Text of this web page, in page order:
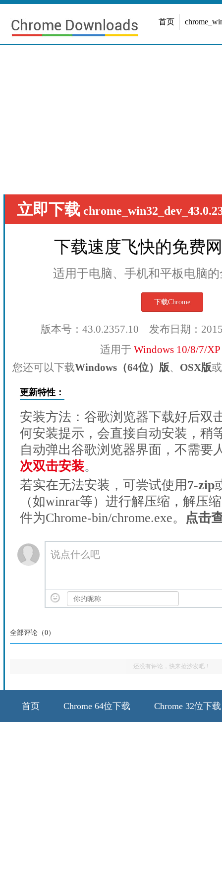
首页
立即下载
下载速度飞快的免费
适用于电脑、手机和平板电脑
下载Chrome
版本号：43.0.2357.10 发布日期：
适用于 Windows 10/8/7/
您还可以下载Windows（64位）版、 OSX版或
更新特性：
安装方法：谷歌浏览器下载好后双
何安装提示，会直接自动安装，稍
自动弹出谷歌浏览器界面，不需要
次双击安装。
若实在无法安装，可尝试使用7-zip
（如winrar等）进行解压缩，解压
件为Chrome-bin/chrome.exe。
点击
说点什么吧
全部评论（0）
还没有评论，快来抢沙发吧！
首页 Chrome 64位下载 Chrome 32位下载